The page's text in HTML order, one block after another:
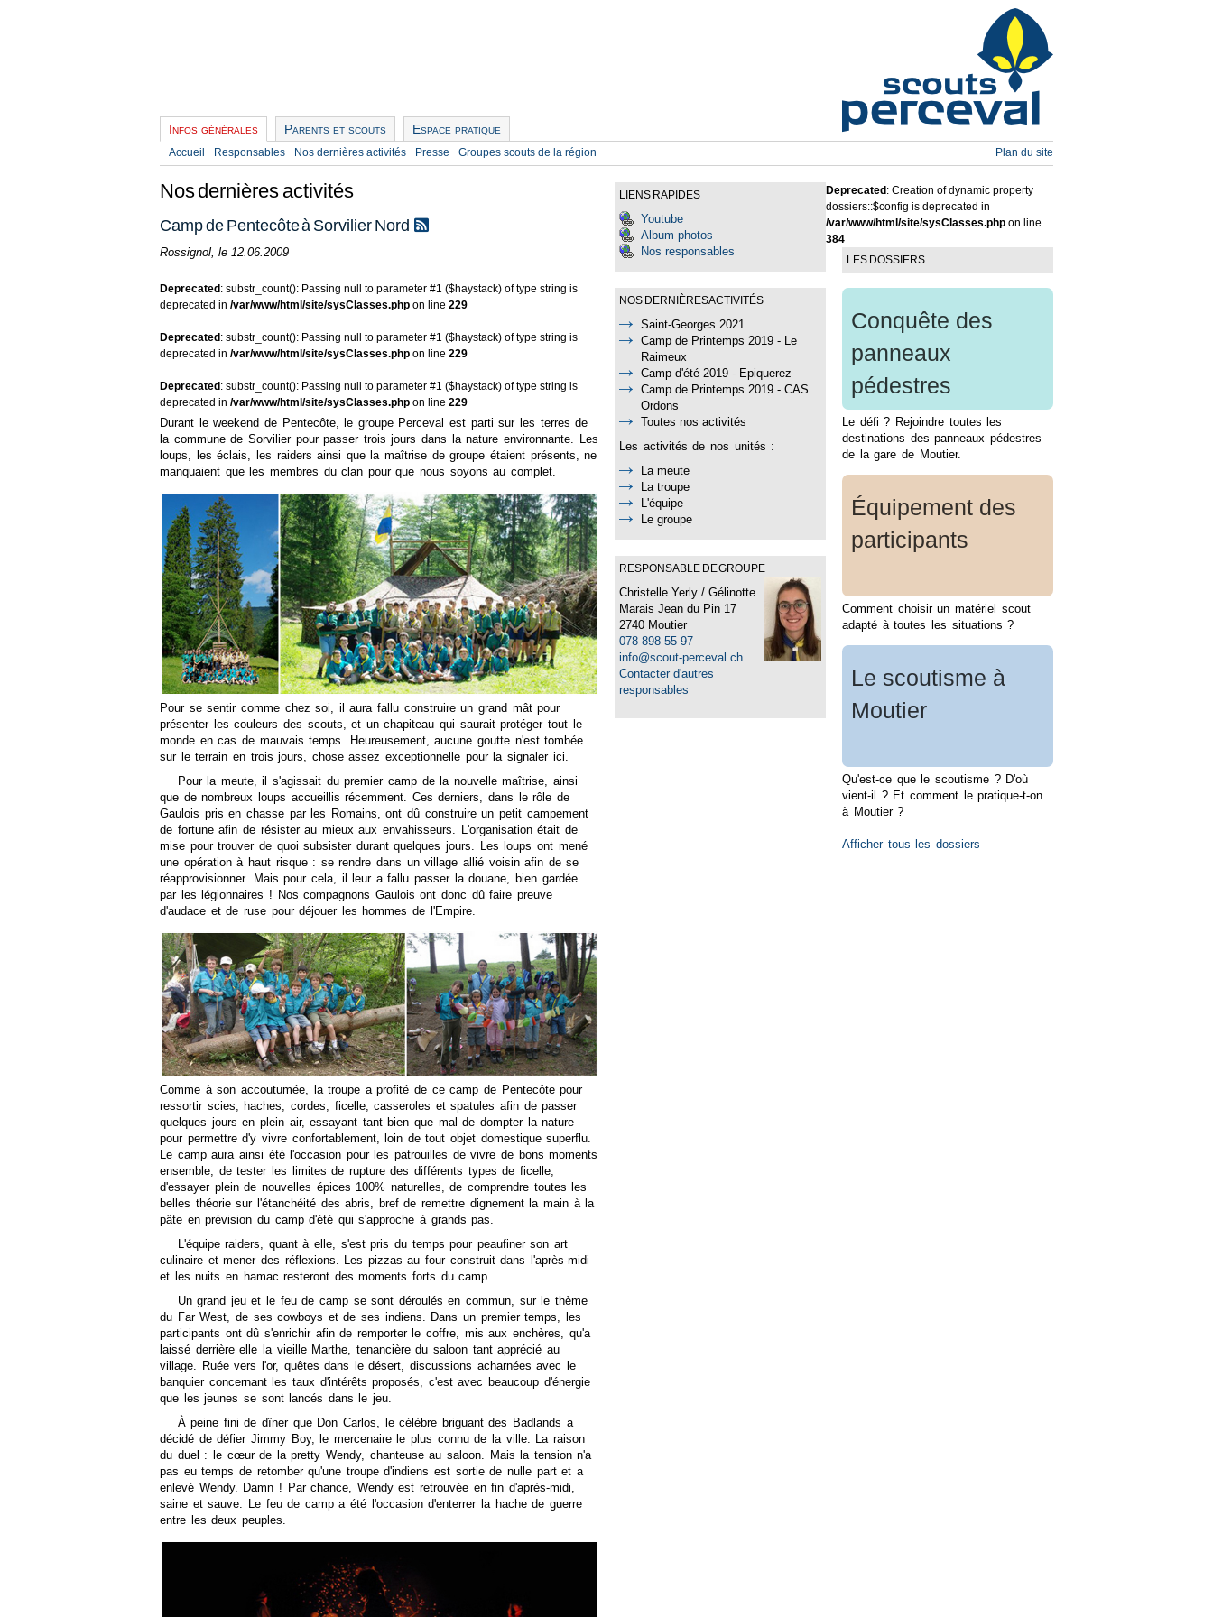
Infos générales Parents et scouts Espace pratique
Accueil Responsables Nos dernières activités Presse Groupes scouts de la région Plan du site
Nos dernières activités
Camp de Pentecôte à Sorvilier Nord
Rossignol, le 12.06.2009
Deprecated : substr_count(): Passing null to parameter #1 ($haystack) of type string is
deprecated in /var/www/html/site/sysClasses.php on line 229
Deprecated : substr_count(): Passing null to parameter #1 ($haystack) of type string is
deprecated in /var/www/html/site/sysClasses.php on line 229
Deprecated : substr_count(): Passing null to parameter #1 ($haystack) of type string is
deprecated in /var/www/html/site/sysClasses.php on line 229
Durant le weekend de Pentecôte, le groupe Perceval est parti sur les terres de
la commune de Sorvilier pour passer trois jours dans la nature environnante. Les
loups, les éclais, les raiders ainsi que la maîtrise de groupe étaient présents, ne
manquaient que les membres du clan pour que nous soyons au complet.
Pour se sentir comme chez soi, il aura fallu construire un grand mât pour
présenter les couleurs des scouts, et un chapiteau qui saurait protéger tout le
monde en cas de mauvais temps. Heureusement, aucune goutte n'est tombée
sur le terrain en trois jours, chose assez exceptionnelle pour la signaler ici.
Pour la meute, il s'agissait du premier camp de la nouvelle maîtrise, ainsi
que de nombreux loups accueillis récemment. Ces derniers, dans le rôle de
Gaulois pris en chasse par les Romains, ont dû construire un petit campement
de fortune afin de résister au mieux aux envahisseurs. L'organisation était de
mise pour trouver de quoi subsister durant quelques jours. Les loups ont mené
une opération à haut risque : se rendre dans un village allié voisin afin de se
réapprovisionner. Mais pour cela, il leur a fallu passer la douane, bien gardée
par les légionnaires ! Nos compagnons Gaulois ont donc dû faire preuve
d'audace et de ruse pour déjouer les hommes de l'Empire.
Comme à son accoutumée, la troupe a profité de ce camp de Pentecôte pour
ressortir scies, haches, cordes, ficelle, casseroles et spatules afin de passer
quelques jours en plein air, essayant tant bien que mal de dompter la nature
pour permettre d'y vivre confortablement, loin de tout objet domestique superflu.
Le camp aura ainsi été l'occasion pour les patrouilles de vivre de bons moments
ensemble, de tester les limites de rupture des différents types de ficelle,
d'essayer plein de nouvelles épices 100% naturelles, de comprendre toutes les
belles théorie sur l'étanchéité des abris, bref de remettre dignement la main à la
pâte en prévision du camp d'été qui s'approche à grands pas.
L'équipe raiders, quant à elle, s'est pris du temps pour peaufiner son art
culinaire et mener des réflexions. Les pizzas au four construit dans l'après-midi
et les nuits en hamac resteront des moments forts du camp.
Un grand jeu et le feu de camp se sont déroulés en commun, sur le thème
du Far West, de ses cowboys et de ses indiens. Dans un premier temps, les
participants ont dû s'enrichir afin de remporter le coffre, mis aux enchères, qu'a
laissé derrière elle la vieille Marthe, tenancière du saloon tant apprécié au
village. Ruée vers l'or, quêtes dans le désert, discussions acharnées avec le
banquier concernant les taux d'intérêts proposés, c'est avec beaucoup d'énergie
que les jeunes se sont lancés dans le jeu.
À peine fini de dîner que Don Carlos, le célèbre briguant des Badlands a
décidé de défier Jimmy Boy, le mercenaire le plus connu de la ville. La raison
du duel : le cœur de la pretty Wendy, chanteuse au saloon. Mais la tension n'a
pas eu temps de retomber qu'une troupe d'indiens est sortie de nulle part et a
enlevé Wendy. Damn ! Par chance, Wendy est retrouvée en fin d'après-midi,
saine et sauve. Le feu de camp a été l'occasion d'enterrer la hache de guerre
entre les deux peuples.
LIENS RAPIDES
Youtube
Album photos
Nos responsables
NOS DERNIÈRES ACTIVITÉS
Saint-Georges 2021
Camp de Printemps 2019 - Le
Raimeux
Camp d'été 2019 - Epiquerez
Camp de Printemps 2019 - CAS
Ordons
Toutes nos activités
Les activités de nos unités :
La meute
La troupe
L'équipe
Le groupe
RESPONSABLE DE GROUPE
Christelle Yerly / Gélinotte
Marais Jean du Pin 17
2740 Moutier
078 898 55 97
info@scout-perceval.ch
Contacter d'autres
responsables
Deprecated : Creation of dynamic property
dossiers::$config is deprecated in
/var/www/html/site/sysClasses.php on line
384
LES DOSSIERS
Conquête des
panneaux
pédestres
Le défi ? Rejoindre toutes les
destinations des panneaux pédestres
de la gare de Moutier.
Équipement des
participants
Comment choisir un matériel scout
adapté à toutes les situations ?
Le scoutisme à
Moutier
Qu'est-ce que le scoutisme ? D'où
vient-il ? Et comment le pratique-t-on
à Moutier ?
Afficher tous les dossiers